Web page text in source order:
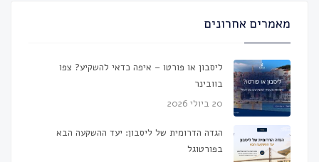
מאמרים אחרונים
ליסבון או פורטו – איפה כדאי להשקיע? צפו
בוובינר
20 ביולי 2026
הגדה הדרומית של ליסבון: יעד ההשקעה הבא
בפורטוגל